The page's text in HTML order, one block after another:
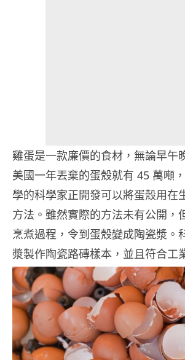
雞蛋是一款廉價的食材，無論早午
美國一年丟棄的蛋殼就有 45 萬噸
學的科學家正開發可以將蛋殼用在
方法。雖然實際的方法未有公開，
烹煮過程，令到蛋殼變成陶瓷漿。
漿製作陶瓷路磚樣本，並且符合工